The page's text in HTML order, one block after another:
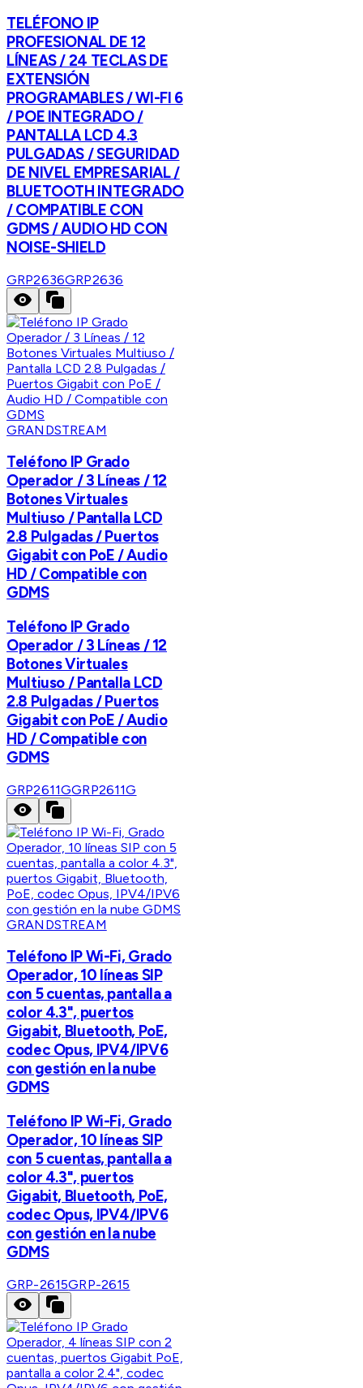
TELÉFONO IP
PROFESIONAL DE 12
LÍNEAS / 24 TECLAS DE
EXTENSIÓN
PROGRAMABLES / WI-FI 6
/ POE INTEGRADO /
PANTALLA LCD 4.3
PULGADAS / SEGURIDAD
DE NIVEL EMPRESARIAL /
BLUETOOTH INTEGRADO
/ COMPATIBLE CON
GDMS / AUDIO HD CON
NOISE-SHIELD
GRP2636GRP2636
GRANDSTREAM
Teléfono IP Grado
Operador / 3 Líneas / 12
Botones Virtuales
Multiuso / Pantalla LCD
2.8 Pulgadas / Puertos
Gigabit con PoE / Audio
HD / Compatible con
GDMS
Teléfono IP Grado
Operador / 3 Líneas / 12
Botones Virtuales
Multiuso / Pantalla LCD
2.8 Pulgadas / Puertos
Gigabit con PoE / Audio
HD / Compatible con
GDMS
GRP2611GGRP2611G
GRANDSTREAM
Teléfono IP Wi-Fi, Grado
Operador, 10 líneas SIP
con 5 cuentas, pantalla a
color 4.3", puertos
Gigabit, Bluetooth, PoE,
codec Opus, IPV4/IPV6
con gestión en la nube
GDMS
Teléfono IP Wi-Fi, Grado
Operador, 10 líneas SIP
con 5 cuentas, pantalla a
color 4.3", puertos
Gigabit, Bluetooth, PoE,
codec Opus, IPV4/IPV6
con gestión en la nube
GDMS
GRP-2615GRP-2615